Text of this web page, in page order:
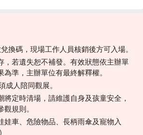
換碼，現場工作人員核銷後方可入場。
，若遺失恕不補發。有效狀態依主辦單
準，主辦單位有最終解釋權。
成人陪同觀展。
將定時清場，請維護自身及孩童安全，
規則。
娃車、危險物品、長柄雨傘及寵物入